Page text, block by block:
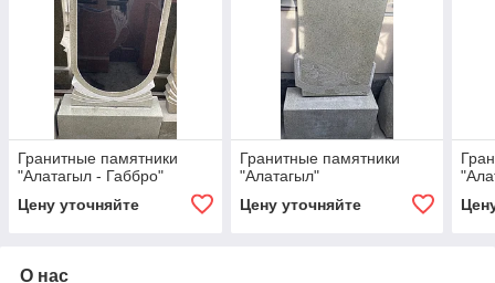
Гранитные памятники
"Алатагыл - Габбро"
Цену уточняйте
Гранитные памятники
"Алатагыл"
Цену уточняйте
О нас